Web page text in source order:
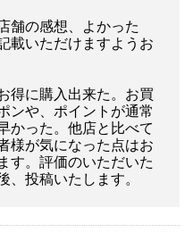
舗の感想、よかった
載いただけますようお
得に購入出来た。お買
ンや、ポイントが通常
かった。他店と比べて
様が気になった点はお
す。評価のいただいた
、投稿いたします。